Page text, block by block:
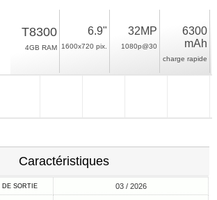
T8300
4GB RAM
6.9"
1600x720 pix.
32MP
1080p@30
6300
mAh
charge rapide
Caractéristiques
DE SORTIE 03 / 2026